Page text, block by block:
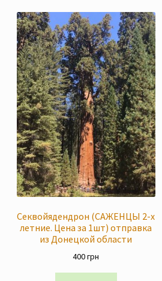
Секвойядендрон (САЖЕНЦЫ 2-х
летние. Цена за 1шт) отправка
из Донецкой области
400грн